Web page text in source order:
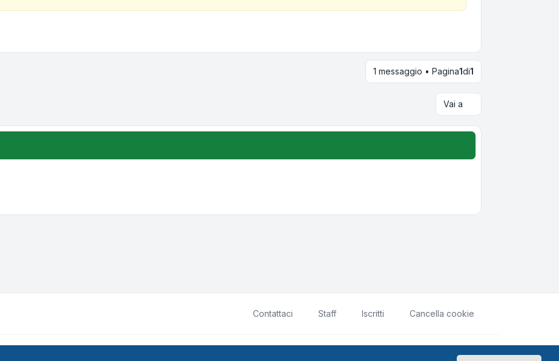
1 messaggio • Pagina1di1
Vai a
Contattaci Staff Iscritti Cancella cookie
UTC+02:00